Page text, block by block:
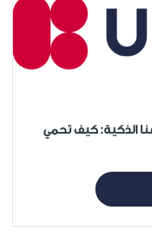
الذكية: كيف تحمي